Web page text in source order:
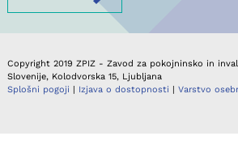
Copyright 2019 ZPIZ - Zavod za pokojninsko in
Slovenije, Kolodvorska 15, Ljubljana
Splošni pogoji | Izjava o dostopnosti | Varstvo